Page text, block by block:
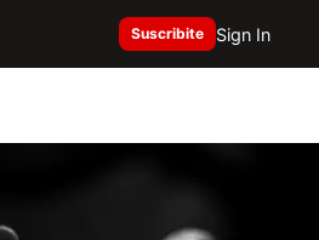
Suscribite Sign In